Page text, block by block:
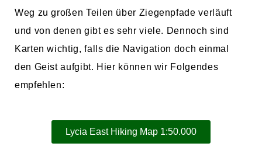
Weg zu großen Teilen über Ziegenpfade verläuft
und von denen gibt es sehr viele. Dennoch sind
Karten wichtig, falls die Navigation doch einmal
den Geist aufgibt. Hier können wir Folgendes
empfehlen:
Lycia East Hiking Map 1:50.000